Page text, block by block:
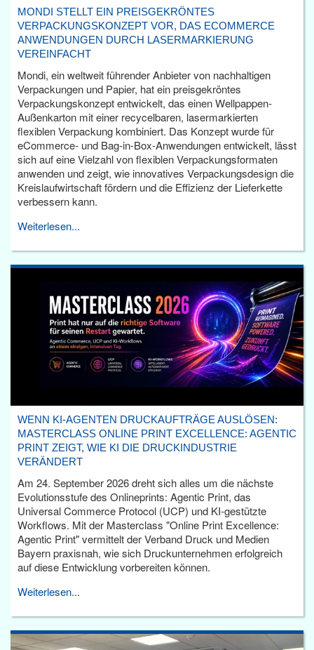
MONDI STELLT EIN PREISGEKRÖNTES
VERPACKUNGSKONZEPT VOR, DAS ECOMMERCE
ANWENDUNGEN DURCH LASERMARKIERUNG
VEREINFACHT
Mondi, ein weltweit führender Anbieter von nachhaltigen
Verpackungen und Papier, hat ein preisgekröntes
Verpackungskonzept entwickelt, das einen Wellpappen-
Außenkarton mit einer recycelbaren, lasermarkierten
flexiblen Verpackung kombiniert. Das Konzept wurde für
eCommerce- und Bag-in-Box-Anwendungen entwickelt, lässt
sich auf eine Vielzahl von flexiblen Verpackungsformaten
anwenden und zeigt, wie innovatives Verpackungsdesign die
Kreislaufwirtschaft fördern und die Effizienz der Lieferkette
verbessern kann.
Weiterlesen...
WENN KI-AGENTEN DRUCKAUFTRÄGE AUSLÖSEN:
MASTERCLASS ONLINE PRINT EXCELLENCE: AGENTIC
PRINT ZEIGT, WIE KI DIE DRUCKINDUSTRIE
VERÄNDERT
Am 24. September 2026 dreht sich alles um die nächste
Evolutionsstufe des Onlineprints: Agentic Print, das
Universal Commerce Protocol (UCP) und KI-gestützte
Workflows. Mit der Masterclass "Online Print Excellence:
Agentic Print" vermittelt der Verband Druck und Medien
Bayern praxisnah, wie sich Druckunternehmen erfolgreich
auf diese Entwicklung vorbereiten können.
Weiterlesen...